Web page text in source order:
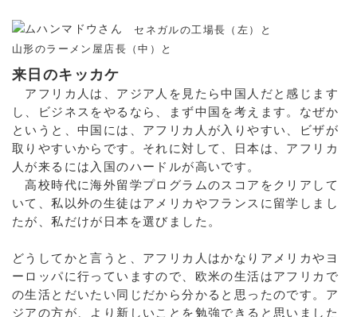
セネガルの工場長（左）と
山形のラーメン屋店長（中）と
来日のキッカケ
アフリカ人は、アジア人を見たら中国人だと感じます
し、ビジネスをやるなら、まず中国を考えます。なぜか
というと、中国には、アフリカ人が入りやすい、ビザが
取りやすいからです。それに対して、日本は、アフリカ
人が来るには入国のハードルが高いです。
高校時代に海外留学プログラムのスコアをクリアして
いて、私以外の生徒はアメリカやフランスに留学しまし
たが、私だけが日本を選びました。
どうしてかと言うと、アフリカ人はかなりアメリカやヨ
ーロッパに行っていますので、欧米の生活はアフリカで
の生活とだいたい同じだから分かると思ったのです。ア
ジアの方が、より新しいことを勉強できると思いました